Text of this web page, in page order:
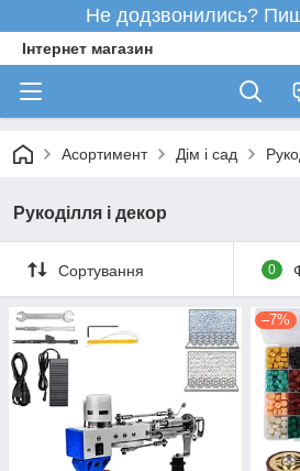
Не додзвонились?
Інтернет магазин
Асортимент Дім і сад
Рукоділля і декор
Сортування 0
–7%